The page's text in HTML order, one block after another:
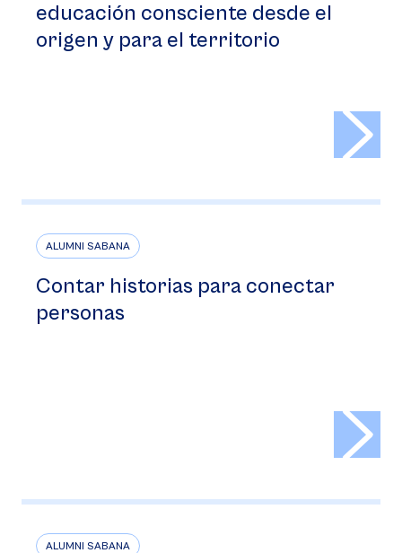
educación consciente desde el
origen y para el territorio
ALUMNI SABANA
Contar historias para conectar
personas
ALUMNI SABANA